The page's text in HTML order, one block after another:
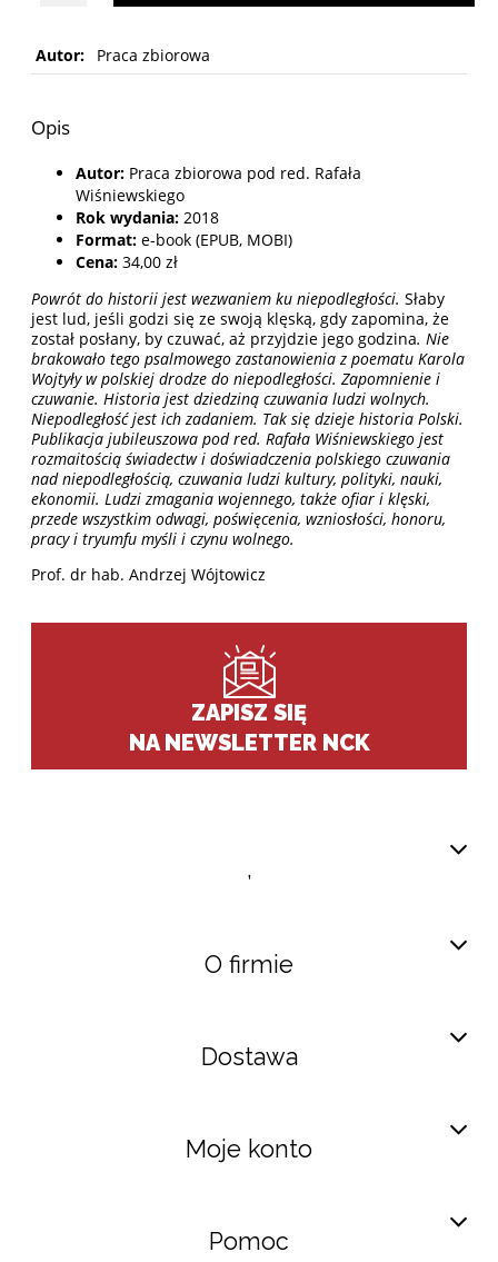
Autor: Praca zbiorowa
Opis
Autor: Praca zbiorowa pod red. Rafała
Wiśniewskiego
Rok wydania: 2018
Format: e-book (EPUB, MOBI)
Cena: 34,00 zł
Powrót do historii jest wezwaniem ku niepodległości. Słaby
jest lud, jeśli godzi się ze swoją klęską, gdy zapomina, że
został posłany, by czuwać, aż przyjdzie jego godzina. Nie
brakowało tego psalmowego zastanowienia z poematu Karola
Wojtyły w polskiej drodze do niepodległości. Zapomnienie i
czuwanie. Historia jest dziedziną czuwania ludzi wolnych.
Niepodległość jest ich zadaniem. Tak się dzieje historia Polski.
Publikacja jubileuszowa pod red. Rafała Wiśniewskiego jest
rozmaitością świadectw i doświadczenia polskiego czuwania
nad niepodległością, czuwania ludzi kultury, polityki, nauki,
ekonomii. Ludzi zmagania wojennego, także ofiar i klęski,
przede wszystkim odwagi, poświęcenia, wzniosłości, honoru,
pracy i tryumfu myśli i czynu wolnego.
Prof. dr hab. Andrzej Wójtowicz
ZAPISZ SIĘ
NA NEWSLETTER NCK
,
O firmie
Dostawa
Moje konto
Pomoc